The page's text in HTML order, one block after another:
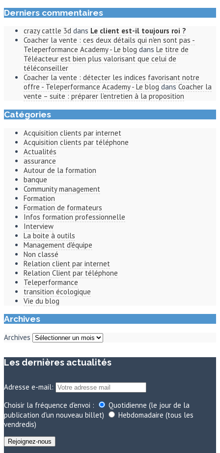
Derniers commentaires
crazy cattle 3d dans Le client est-il toujours roi ?
Coacher la vente : ces deux détails qui n'en sont pas -
Teleperformance Academy - Le blog dans Le titre de
Téléacteur est bien plus valorisant que celui de
téléconseiller
Coacher la vente : détecter les indices favorisant notre
offre - Teleperformance Academy - Le blog dans Coacher la
vente – suite : préparer l’entretien à la proposition
Catégories
Acquisition clients par internet
Acquisition clients par téléphone
Actualités
assurance
Autour de la formation
banque
Community management
Formation
Formation de formateurs
Infos formation professionnelle
Interview
La boite à outils
Management d'équipe
Non classé
Relation client par internet
Relation Client par téléphone
Teleperformance
transition écologique
Vie du blog
Archives
Archives
Les dernières actualités
Adresse e-mail:
Choisir la fréquence d'envoi :
Quotidienne (le jour de la
publication d'un nouveau billet)
Hebdomadaire (tous les
vendredis)